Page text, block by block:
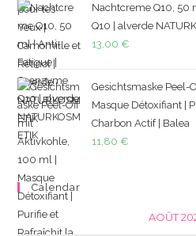
Nachtcreme Q10, 50
Q10 | alverde
13,00 €
Gesichtsmaske
Masque Détoxifiant |
Charbon Actif | Balea
11,80 €
Calendar
AOÛT